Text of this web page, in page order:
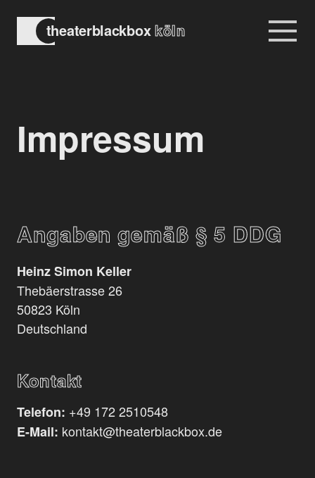
Navigation
theaterblackboxköln
Impressum
Angaben gemäß § 5 DDG
Heinz Simon Keller
Thebäerstrasse 26
50823 Köln
Deutschland
Kontakt
Telefon: +49 172 2510548
E-Mail: kontakt@theaterblackbox.de